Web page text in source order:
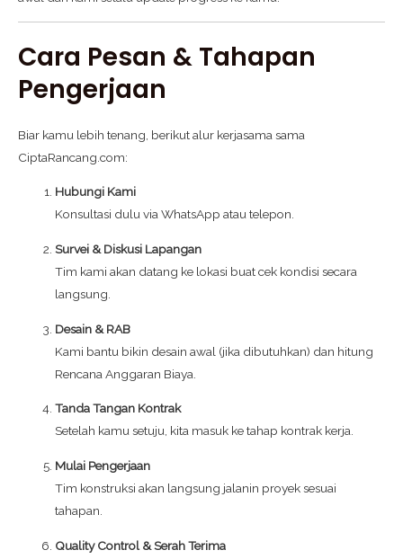
Cara Pesan & Tahapan
Pengerjaan
Biar kamu lebih tenang, berikut alur kerjasama sama
CiptaRancang.com:
Hubungi Kami
Konsultasi dulu via WhatsApp atau telepon.
Survei & Diskusi Lapangan
Tim kami akan datang ke lokasi buat cek kondisi secara
langsung.
Desain & RAB
Kami bantu bikin desain awal (jika dibutuhkan) dan hitung
Rencana Anggaran Biaya.
Tanda Tangan Kontrak
Setelah kamu setuju, kita masuk ke tahap kontrak kerja.
Mulai Pengerjaan
Tim konstruksi akan langsung jalanin proyek sesuai
tahapan.
Quality Control & Serah Terima